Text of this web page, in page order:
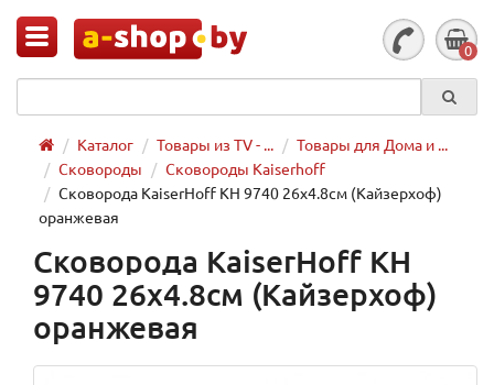
0
Каталог Товары из TV - ...
Товары для Дома и ...
Сковороды
Сковороды Kaiserhoff
Сковорода KaiserHoff KH 9740 26х4.8см (Кайзерхоф)
оранжевая
Сковорода KaiserHoff KH
9740 26х4.8см (Кайзерхоф)
оранжевая